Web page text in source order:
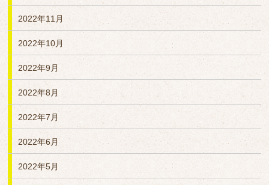
2022年11月
2022年10月
2022年9月
2022年8月
2022年7月
2022年6月
2022年5月